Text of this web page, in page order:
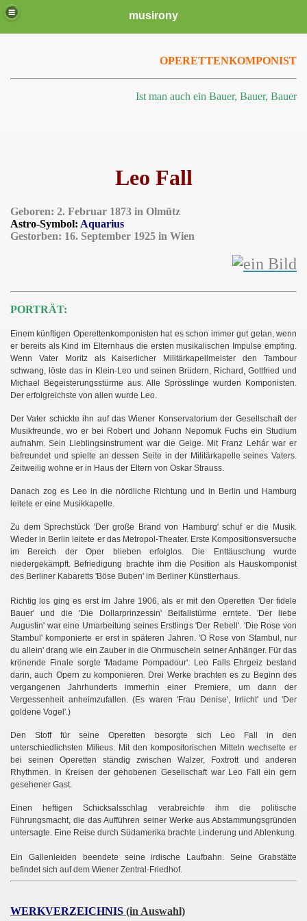
musirony
OPERETTENKOMPONIST
Ist man auch ein Bauer, Bauer, Bauer
Leo Fall
Geboren: 2. Februar 1873 in Olmütz
Astro-Symbol: Aquarius
Gestorben: 16. September 1925 in Wien
PORTRÄT:
Einem künftigen Operettenkomponisten hat es schon immer gut getan, wenn
er bereits als Kind im Elternhaus die ersten musikalischen Impulse empfing.
Wenn Vater Moritz als Kaiserlicher Militärkapellmeister den Tambour
schwang, löste das in Klein-Leo und seinen Brüdern, Richard, Gottfried und
Michael Begeisterungsstürme aus. Alle Sprösslinge wurden Komponisten.
Der erfolgreichste von allen wurde Leo.
Der Vater schickte ihn auf das Wiener Konservatorium der Gesellschaft der
Musikfreunde, wo er bei Robert und Johann Nepomuk Fuchs ein Studium
aufnahm. Sein Lieblingsinstrument war die Geige. Mit Franz Lehár war er
befreundet und spielte an dessen Seite in der Militärkapelle seines Vaters.
Zeitweilig wohne er in Haus der Eltern von Oskar Strauss.
Danach zog es Leo in die nördliche Richtung und in Berlin und Hamburg
leitete er eine Musikkapelle.
Zu dem Sprechstück 'Der große Brand von Hamburg' schuf er die Musik.
Wieder in Berlin leitete er das Metropol-Theater. Erste Kompositionsversuche
im Bereich der Oper blieben erfolglos. Die Enttäuschung wurde
niedergekämpft. Befriedigung brachte ihm die Position als Hauskomponist
des Berliner Kabaretts 'Böse Buben' im Berliner Künstlerhaus.
Richtig los ging es erst im Jahre 1906, als er mit den Operetten 'Der fidele
Bauer' und die 'Die Dollarprinzessin' Beifallstürme erntete. 'Der liebe
Augustin' war eine Umarbeitung seines Erstlings 'Der Rebell'. 'Die Rose von
Stambul' komponierte er erst in späteren Jahren. 'O Rose von Stambul, nur
du allein' drang wie ein Zauber in die Ohrmuscheln seiner Anhänger. Für das
krönende Finale sorgte 'Madame Pompadour'. Leo Falls Ehrgeiz bestand
darin, auch Opern zu komponieren. Drei Werke brachten es zu Beginn des
vergangenen Jahrhunderts immerhin einer Premiere, um dann der
Vergessenheit anheimzufallen. (Es waren 'Frau Denise', Irrlicht' und 'Der
goldene Vogel'.)
Den Stoff für seine Operetten besorgte sich Leo Fall in den
unterschiedlichsten Milieus. Mit den kompositorischen Mitteln wechselte er
bei seinen Operetten ständig zwischen Walzer, Foxtrott und anderen
Rhythmen. In Kreisen der gehobenen Gesellschaft war Leo Fall ein gern
gesehener Gast.
Einen heftigen Schicksalsschlag verabreichte ihm die politische
Führungsmacht, die das Aufführen seiner Werke aus Abstammungsgründen
untersagte. Eine Reise durch Südamerika brachte Linderung und Ablenkung.
Ein Gallenleiden beendete seine irdische Laufbahn. Seine Grabstätte
befindet sich auf dem Wiener Zentral-Friedhof.
WERKVERZEICHNIS (in Auswahl)